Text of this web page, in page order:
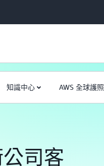
知識中心 AWS 全球護照
司客